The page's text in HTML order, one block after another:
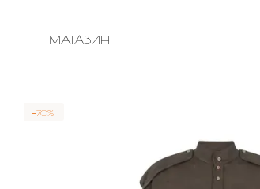
МАГАЗИН
−70%